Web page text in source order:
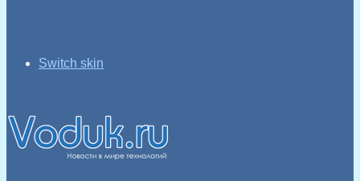
Switch skin